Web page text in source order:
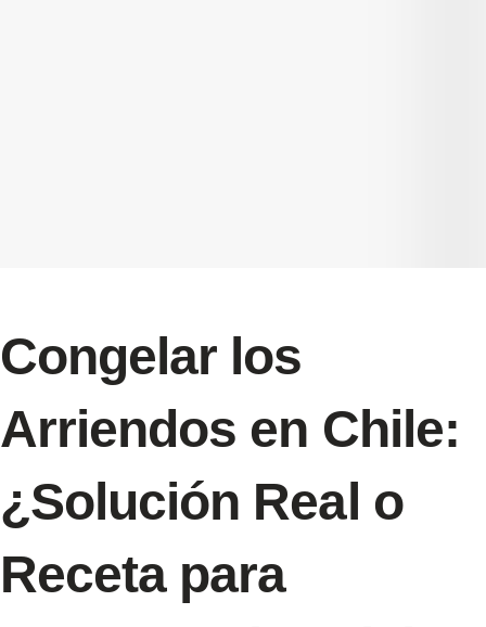
Congelar los
Arriendos en Chile:
¿Solución Real o
Receta para